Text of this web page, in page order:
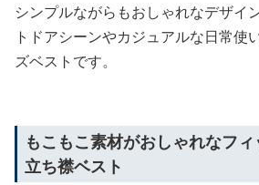
シンプルながらもおしゃれなデザイ
トドアシーンやカジュアルな日常使
ズベストです。
もこもこ素材がおしゃれなフ
立ち襟ベスト